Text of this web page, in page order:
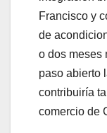
Francisco y
de
o dos meses
paso abierto
contribuiría
comercio de